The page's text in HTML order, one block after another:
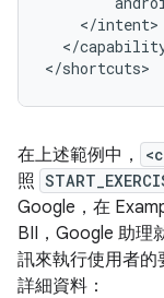
</
在上述範例中，
照
Google，在
BII，Google 助理
訊來執行使用者的
詳細資料：